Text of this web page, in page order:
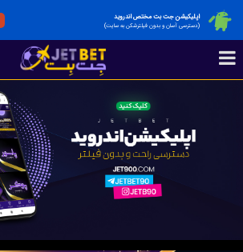
اپلیکیشن جت بت مختص اندروید
(دسترسی آسان و بدون فیلترشکن به سایت)